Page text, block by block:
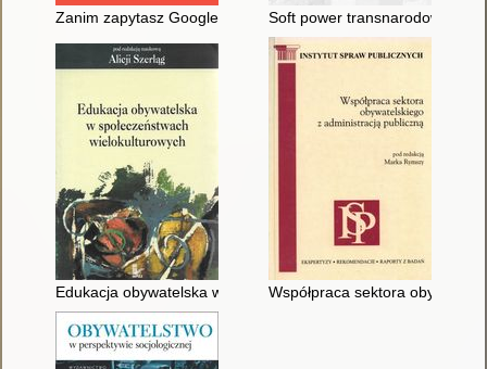
Zanim zapytasz Google'a : 15 lekcji świadomego obywatela
Soft power transnarodowych
Edukacja obywatelska w społeczeństwach wielokulturowych
Współpraca sektora